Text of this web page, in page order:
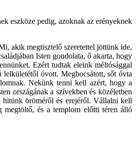
eszköze pedig, azoknak az erényeknek
akik megtisztelő szeretettel jöttünk ide,
Isten gondolata, ő akarta, hogy
Ezért tudtak eleink méltósággal
lelkületétől óvott. Megbocsátott, sőt óvta
Nekünk tenni kell azért, hogy a
országának a szívekben és közéletben
hitünk öröméről és erejéről. Vállalni kell
megtöltő, és a templom előtti téren álló